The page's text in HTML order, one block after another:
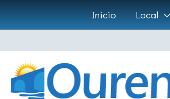
Ir
al
contenido
Inicio Local